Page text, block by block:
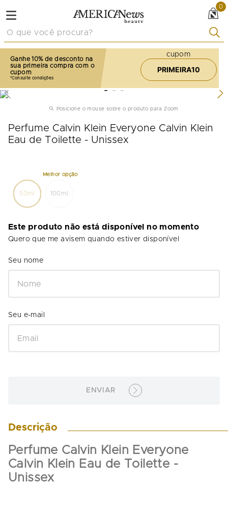
0
Ganhe 10% de desconto na
sua primeira compra com o
cupom
cupom
PRIMEIRA10
Posicione o mouse sobre o produto para Zoom
Perfume Calvin Klein Everyone Calvin Klein
Eau de Toilette - Unissex
50ml 100ml
Este produto não está disponível no momento
Quero que me avisem quando estiver disponível
ENVIAR
Descrição
Perfume Calvin Klein Everyone
Calvin Klein Eau de Toilette -
Unissex